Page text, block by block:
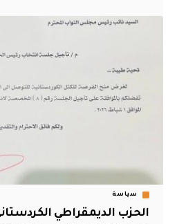
سياسة
الحزب الديمقراطي